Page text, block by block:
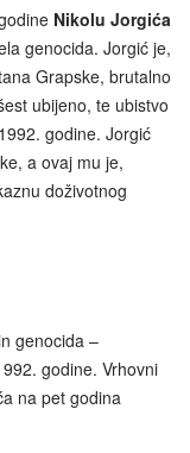
Nikolu Jorgića
genocida. Jorgić je,
Grapske, brutalno
ubijeno, te ubistvo
godine. Jorgić
a ovaj mu je,
doživotnog
genocida –
godine. Vrhovni
na pet godina